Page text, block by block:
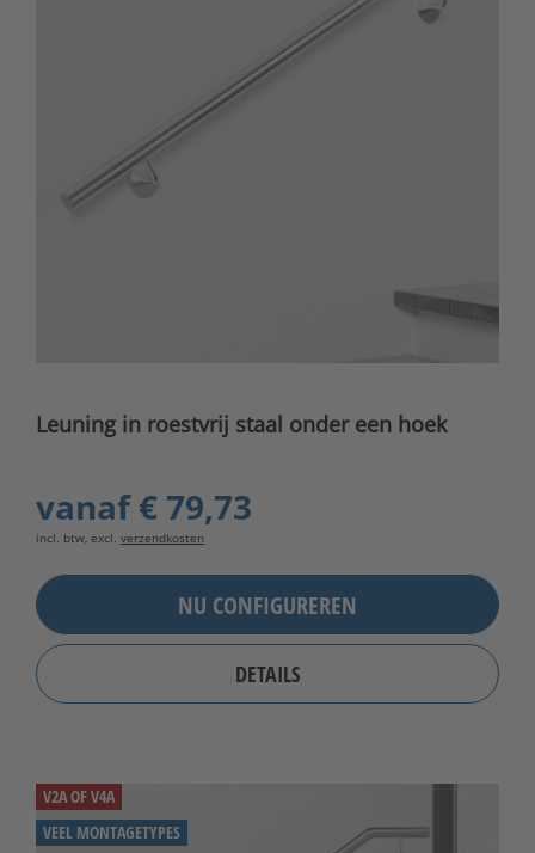
Leuning in roestvrij staal onder een hoek
vanaf€ 79,73
incl. btw, excl. verzendkosten
NU CONFIGUREREN
DETAILS
V2A OF V4A
VEEL MONTAGETYPES